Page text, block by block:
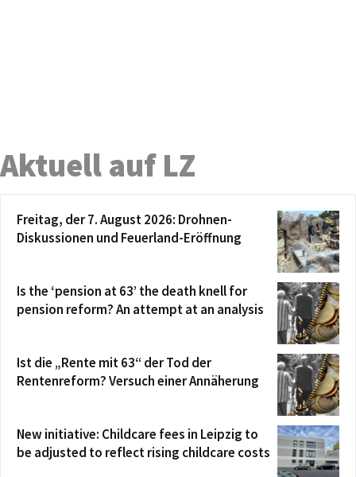
Aktuell auf LZ
Freitag, der 7. August 2026: Drohnen-
Diskussionen und Feuerland-Eröffnung
Is the ‘pension at 63’ the death knell for
pension reform? An attempt at an analysis
Ist die „Rente mit 63“ der Tod der
Rentenreform? Versuch einer Annäherung
New initiative: Childcare fees in Leipzig to
be adjusted to reflect rising childcare costs